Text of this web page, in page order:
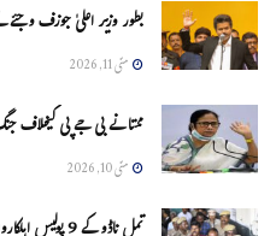
بطور وزیر اعلیٰ جوزف وجئے
مئی 11, 2026
ممتا نے بی جے پی کیخلاف
مئی 10, 2026